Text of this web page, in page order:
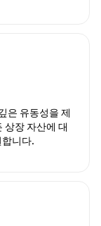
은 유동성을 제
상장 자산에 대
니다.